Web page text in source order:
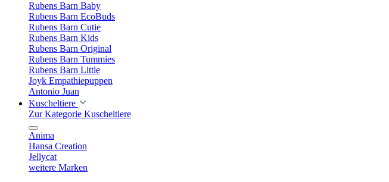
Rubens Barn Baby
Rubens Barn EcoBuds
Rubens Barn Cutie
Rubens Barn Kids
Rubens Barn Original
Rubens Barn Tummies
Rubens Barn Little
Joyk Empathiepuppen
Antonio Juan
Kuscheltiere
Zur Kategorie Kuscheltiere
Anima
Hansa Creation
Jellycat
weitere Marken